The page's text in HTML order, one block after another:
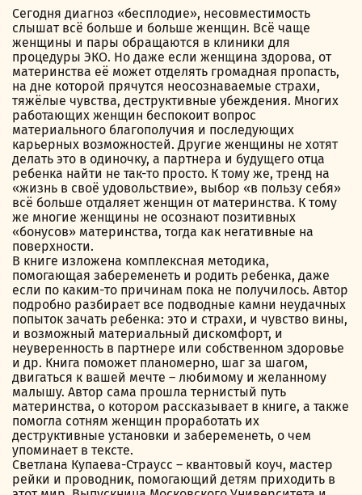
Сегодня диагноз «бесплодие», несовместимость
слышат всё больше и больше женщин. Всё чаще
женщины и пары обращаются в клиники для
процедуры ЭКО. Но даже если женщина здорова, от
материнства её может отделять громадная пропасть,
на дне которой прячутся неосознаваемые страхи,
тяжёлые чувства, деструктивные убеждения. Многих
работающих женщин беспокоит вопрос
материального благополучия и последующих
карьерных возможностей. Другие женщины не хотят
делать это в одиночку, а партнера и будущего отца
ребенка найти не так-то просто. К тому же, тренд на
«жизнь в своё удовольствие», выбор «в пользу себя»
всё больше отдаляет женщин от материнства. К тому
же многие женщины не осознают позитивных
«бонусов» материнства, тогда как негативные на
поверхности.
В книге изложена комплексная методика,
помогающая забеременеть и родить ребенка, даже
если по каким-то причинам пока не получилось. Автор
подробно разбирает все подводные камни неудачных
попыток зачать ребенка: это и страхи, и чувство вины,
и возможный материальный дискомфорт, и
неуверенность в партнере или собственном здоровье
и др. Книга поможет планомерно, шаг за шагом,
двигаться к вашей мечте – любимому и желанному
малышу. Автор сама прошла тернистый путь
материнства, о котором рассказывает в книге, а также
помогла сотням женщин проработать их
деструктивные установки и забеременеть, о чем
упоминает в тексте.
Светлана Купаева-Страусс – квантовый коуч, мастер
рейки и проводник, помогающий детям приходить в